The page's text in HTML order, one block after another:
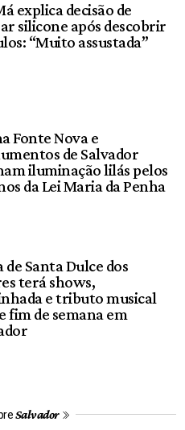
explica decisão de
silicone após descobrir
“Muito assustada”
Fonte Nova e
de Salvador
iluminação lilás pelos
da Lei Maria da Penha
de Santa Dulce dos
terá shows,
e tributo musical
fim de semana em
Salvador